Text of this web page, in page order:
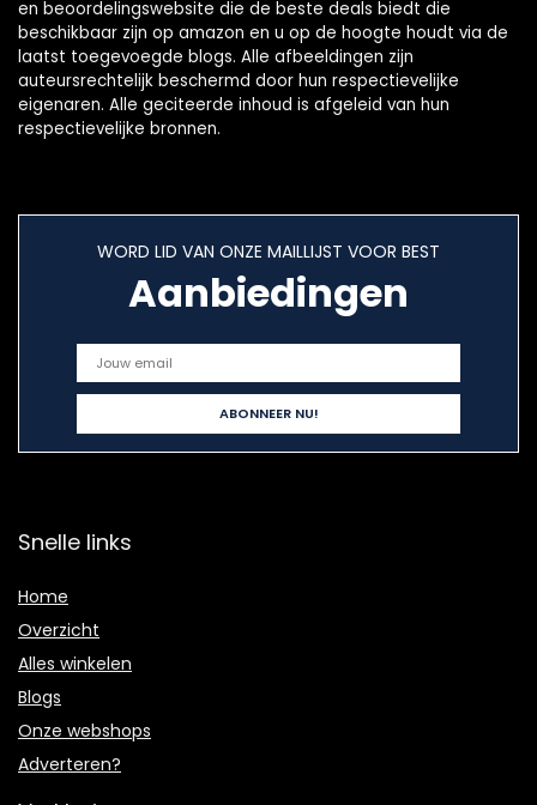
en beoordelingswebsite die de beste deals biedt die
beschikbaar zijn op amazon en u op de hoogte houdt via de
laatst toegevoegde blogs. Alle afbeeldingen zijn
auteursrechtelijk beschermd door hun respectievelijke
eigenaren. Alle geciteerde inhoud is afgeleid van hun
respectievelijke bronnen.
WORD LID VAN ONZE MAILLIJST VOOR BEST
Aanbiedingen
Snelle links
Home
Overzicht
Alles winkelen
Blogs
Onze webshops
Adverteren?